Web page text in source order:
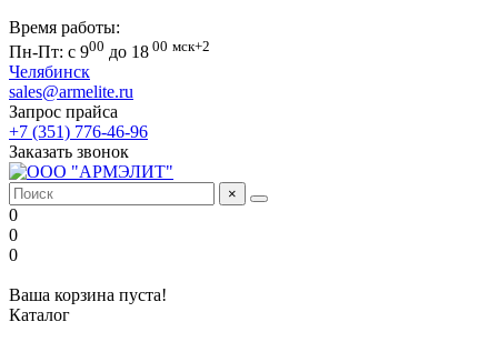
Время работы:
Пн-Пт: с 900 до 18 00 мск+2
Челябинск
sales@armelite.ru
Запрос прайса
+7 (351) 776-46-96
Заказать звонок
×
0
0
0
Ваша корзина пуста!
Каталог